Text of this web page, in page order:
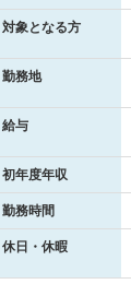
対象となる方
勤務地
給与
初年度年収
勤務時間
休日・休暇